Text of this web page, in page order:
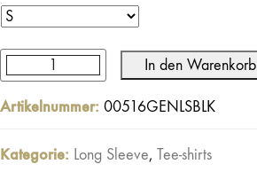
Genuine
Langarmshirt
Schwarz
In den Warenkorb
Artikelnummer: 00516GENLSBLK
Kategorie: Long Sleeve, Tee-shirts